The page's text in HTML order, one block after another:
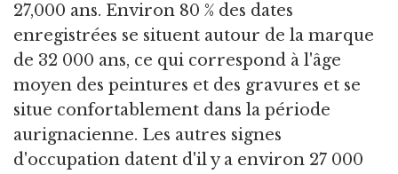
27,000 ans. Environ 80 % des dates
enregistrées se situent autour de la marque
de 32 000 ans, ce qui correspond à l'âge
moyen des peintures et des gravures et se
situe confortablement dans la période
aurignacienne. Les autres signes
d'occupation datent d'il y a environ 27 000